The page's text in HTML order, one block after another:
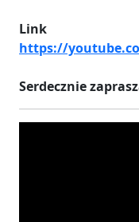
Link
https://
Serdecznie